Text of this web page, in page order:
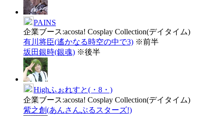
PAINS
企業ブース:acosta! Cosplay Collection(デイタイム)
有川将臣(遙かなる時空の中で3) ※前半
坂田銀時(銀魂) ※後半
Highふぉれすと(・8・)
企業ブース:acosta! Cosplay Collection(デイタイム)
紫之創(あんさんぶるスターズ!)